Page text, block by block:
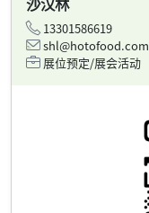
13301586619
shl@hotofood.com
展位预定/展会活动